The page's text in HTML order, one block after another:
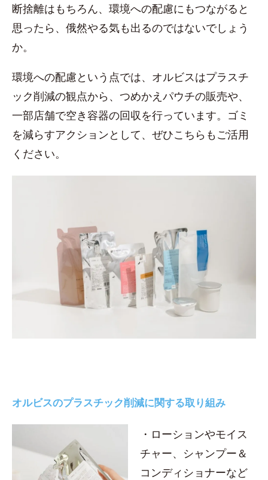
断捨離はもちろん、環境への配慮にもつながると
思ったら、俄然やる気も出るのではないでしょう
か。
環境への配慮という点では、オルビスはプラスチ
ック削減の観点から、つめかえパウチの販売や、
一部店舗で空き容器の回収を行っています。ゴミ
を減らすアクションとして、ぜひこちらもご活用
ください。
オルビスのプラスチック削減に関する取り組み
・ローションやモイス
チャー、シャンプー＆
コンディショナーなど